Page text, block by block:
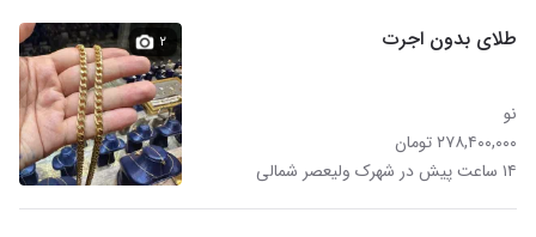
طلای بدون اجرت
نو
۲۷۸,۴۰۰,۰۰۰ تومان
۱۴ ساعت پیش در شهرک ولیعصر شمالی
۲